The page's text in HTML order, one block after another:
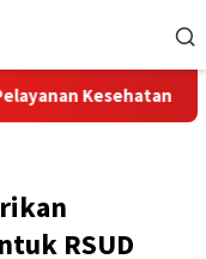
Masyarakat
RSUD